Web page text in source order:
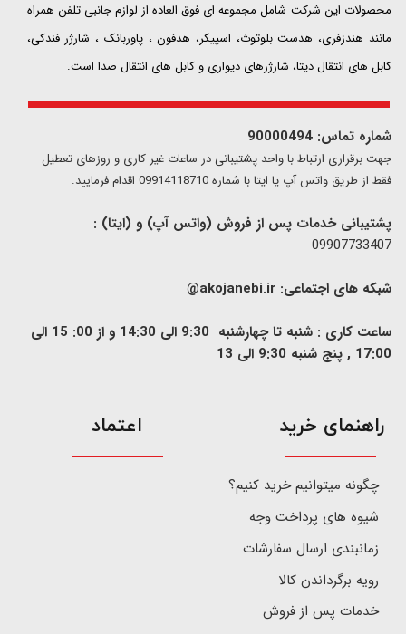
محصولات این شرکت شامل مجموعه ای فوق العاده از لوازم جانبی تلفن همراه
مانند هندزفری، هدست بلوتوث، اسپیکر، هدفون ، پاوربانک ، شارژر فندکی،
کابل های انتقال دیتا، شارژرهای دیواری و کابل های انتقال صدا است.
شماره تماس: 90000494
​​جهت برقراری ارتباط با واحد پشتیبانی در ساعات غیر کاری و روزهای تعطیل
فقط از طریق واتس آپ یا ایتا با شماره 09914118710 اقدام فرمایید.
پشتیبانی خدمات پس از فروش (واتس آپ) و (ایتا) :
09907733407
شبکه های اجتماعی: akojanebi.ir@
ساعت کاری : شنبه تا چهارشنبه 9:30 الی 14:30 و از 00: 15 الی
17:00 , پنج شنبه 9:30 الی 13
​راهنمای خرید
چگونه میتوانیم خرید کنیم؟
شیوه های پرداخت وجه
زمانبندی ارسال سفارشات
رویه برگرداندن کالا
خدمات پس از فروش
اعتماد